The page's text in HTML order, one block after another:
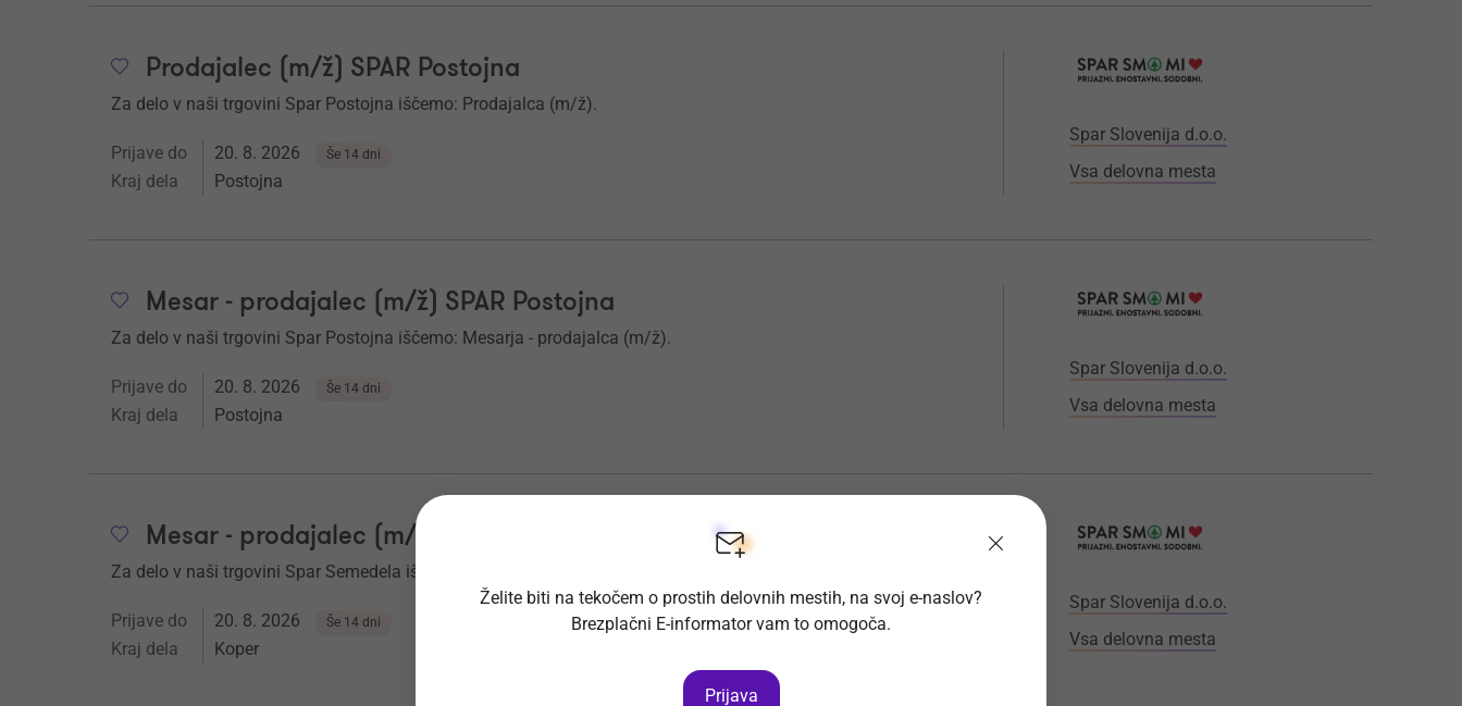
Prodajalec (m/ž) SPAR Postojna
Za delo v naši trgovini Spar Postojna iščemo: Prodajalca (m/ž).
Prijave do 20. 8. 2026 Še 14 dni
Kraj dela Postojna
Spar Slovenija d.o.o.
Vsa delovna mesta
Mesar - prodajalec (m/ž) SPAR Postojna
Za delo v naši trgovini Spar Postojna iščemo: Mesarja - prodajalca (m/ž).
Prijave do 20. 8. 2026 Še 14 dni
Kraj dela Postojna
Spar Slovenija d.o.o.
Vsa delovna mesta
Mesar - prodajalec (m/ž) SPAR Semedela
Za delo v naši trgovini Spar Semedela iščemo: Mesarja - prodajalca (m/ž).
Prijave do 20. 8. 2026 Še 14 dni
Kraj dela Koper
Spar Slovenija d.o.o.
Vsa delovna mesta
Želite biti na tekočem o prostih delovnih mestih, na svoj e-naslov?
Brezplačni E-informator vam to omogoča.
Prijava